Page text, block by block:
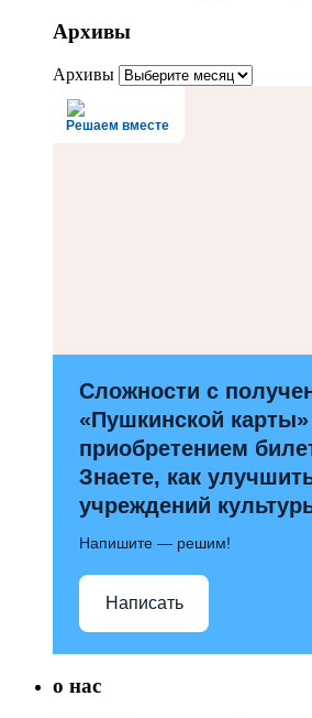
Архивы
Архивы
Решаем вместе
Сложности с
«Пушкинской
приобретением
Знаете, как
учреждений
Напишите — решим!
Написать
о нас